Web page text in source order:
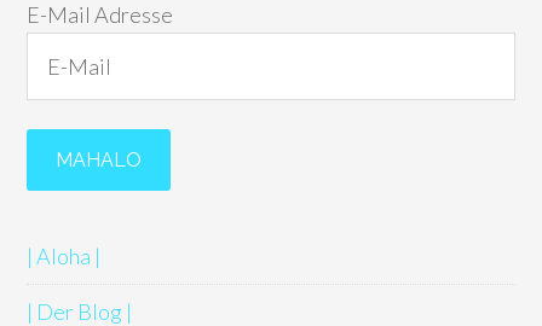
E-Mail Adresse
| Aloha |
| Der Blog |